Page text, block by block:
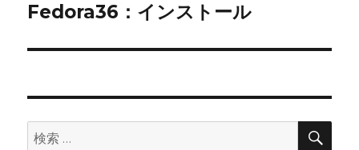
ー
シ
ン
次
投
Fedora36：インストール
検
検